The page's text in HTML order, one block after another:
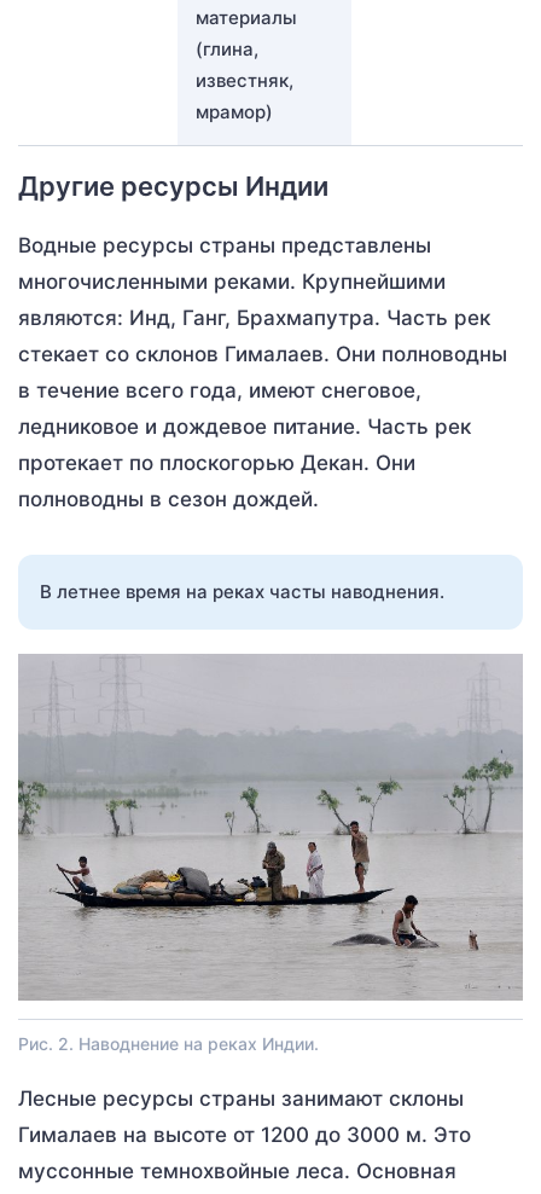
материалы
(глина,
известняк,
мрамор)
Другие ресурсы Индии
Водные ресурсы страны представлены
многочисленными реками. Крупнейшими
являются: Инд, Ганг, Брахмапутра. Часть рек
стекает со склонов Гималаев. Они полноводны
в течение всего года, имеют снеговое,
ледниковое и дождевое питание. Часть рек
протекает по плоскогорью Декан. Они
полноводны в сезон дождей.
В летнее время на реках часты наводнения.
Рис. 2. Наводнение на реках Индии.
Лесные ресурсы страны занимают склоны
Гималаев на высоте от 1200 до 3000 м. Это
муссонные темнохвойные леса. Основная